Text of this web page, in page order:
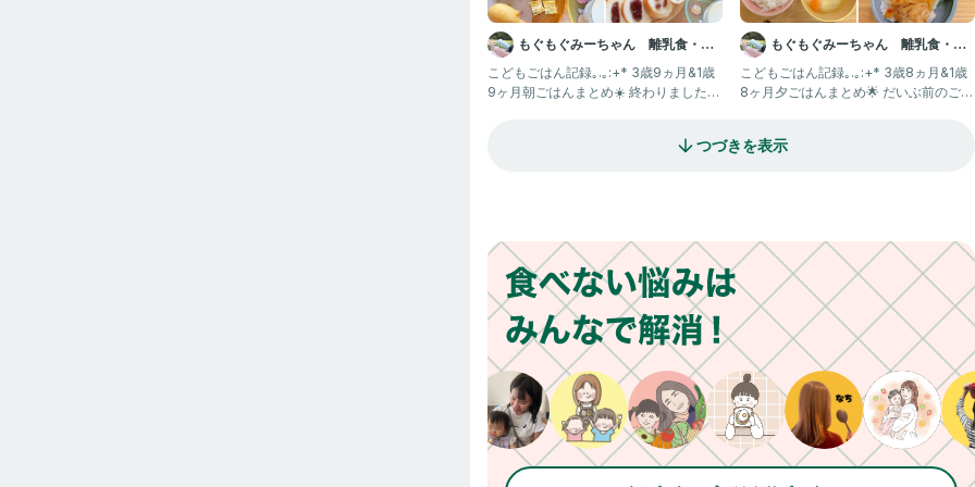
もぐもぐみーちゃん 離乳食・幼
児食記録
こどもごはん記録｡.｡:+* 3歳9ヵ月&1歳
9ヶ月朝ごはんまとめ☀️ 終わりましたね
もぐもぐみーちゃん 離乳食・幼
児食記録
こどもごはん記録｡.｡:+* 3歳8ヵ月&1歳
8ヶ月夕ごはんまとめ🌟 だいぶ前のご飯
つづきを表示